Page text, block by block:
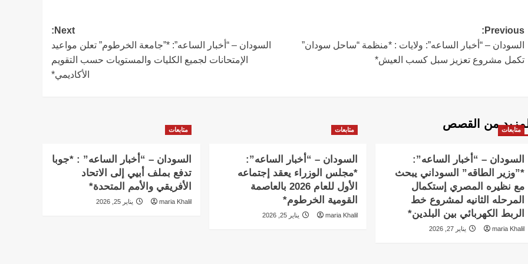
Post
navigation
Previous:
السودان – “أخبار الساعه”: ولايات : *منظمة “ساحل سودان”
تكمل مشروع تعزيز سبل كسب العيش*
Next:
السودان – “أخبار الساعه”: *”جامعة الخرطوم” تعلن مواعيد
الإمتحانات لجميع الكليات والمستويات حسب التقويم
الأكاديمي*
من القصص متابعات
السودان – “أخبار الساعه”:
*”وزير الطاقه” السوداني يبحث
مع نظيره المصري إستكمال
المرحله الثانيه لمشروع خط
الربط الكهربائي بين البلدين*
maria Khalil يناير 27, 2026
متابعات
السودان – “أخبار الساعه”:
*مجلس الوزراء يعقد إجتماعه
الأول للعام 2026 بالعاصمة
القومية الخرطوم*
maria Khalil يناير 25, 2026
متابعات
السودان – “أخبار الساعه” : *جوبا
تدفع بملف أبيي إلى الاتحاد
الأفريقي والأمم المتحدة*
maria Khalil يناير 25, 2026